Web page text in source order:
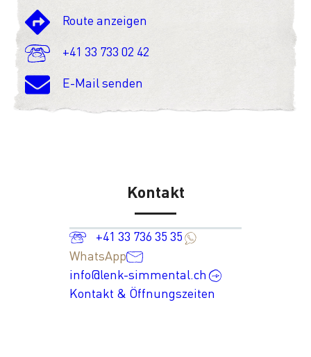
Route anzeigen
+41 33 733 02 42
E-Mail senden
Kontakt
+41 33 736 35 35
WhatsApp
info@lenk-simmental.ch
Kontakt & Öffnungszeiten